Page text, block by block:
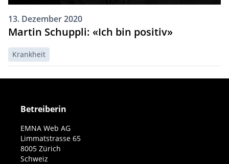
13. Dezember 2020
Martin Schuppli: «Ich bin positiv»
Krankheit
Betreiberin
EMNA Web AG
Limmatstrasse 65
8005 Zürich
Schweiz